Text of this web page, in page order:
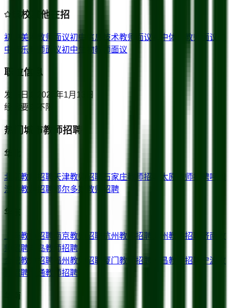
该校其他在招
初中美术教师 面议初中信息技术教师 面议 初中体育教师 面议
中音乐教师面议初中生物教师面议
职位信息
发布日期
2026年1月13日
经验要求
不限
热门城市教师招聘
华北
北京 教师招聘 天津教师招聘 石家庄教师招聘 太原 教师招聘呼和
浩特 教师招聘 鄂尔多斯 教师招聘
华东
上海教师招聘 南京教师招聘 杭州教师招聘 苏州教师招聘 济南
师招聘
青岛教师招聘
合肥教师招聘 福州教师招聘 厦门 教师招聘 南昌教师招聘 宁波
师招聘
南通教师招聘
华南